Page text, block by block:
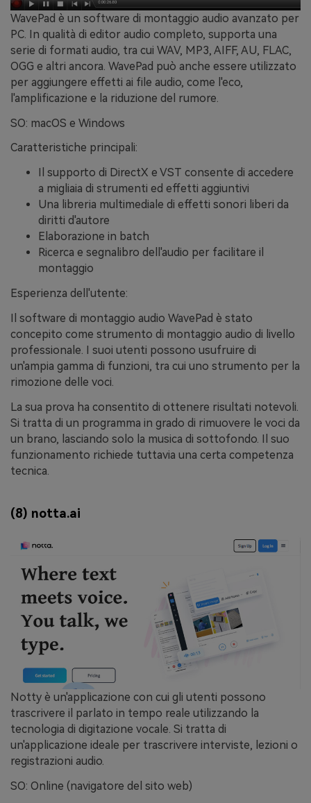
WavePad è un software di montaggio audio avanzato per
PC. In qualità di editor audio completo, supporta una
serie di formati audio, tra cui WAV, MP3, AIFF, AU, FLAC,
OGG e altri ancora. WavePad può anche essere utilizzato
per aggiungere effetti ai file audio, come l'eco,
l'amplificazione e la riduzione del rumore.
SO: macOS e Windows
Caratteristiche principali:
Il supporto di DirectX e VST consente di accedere
a migliaia di strumenti ed effetti aggiuntivi
Una libreria multimediale di effetti sonori liberi da
diritti d'autore
Elaborazione in batch
Ricerca e segnalibro dell'audio per facilitare il
montaggio
Esperienza dell'utente:
Il software di montaggio audio WavePad è stato
concepito come strumento di montaggio audio di livello
professionale. I suoi utenti possono usufruire di
un'ampia gamma di funzioni, tra cui uno strumento per la
rimozione delle voci.
La sua prova ha consentito di ottenere risultati notevoli.
Si tratta di un programma in grado di rimuovere le voci da
un brano, lasciando solo la musica di sottofondo. Il suo
funzionamento richiede tuttavia una certa competenza
tecnica.
(8) notta.ai
Notty è un'applicazione con cui gli utenti possono
trascrivere il parlato in tempo reale utilizzando la
tecnologia di digitazione vocale. Si tratta di
un'applicazione ideale per trascrivere interviste, lezioni o
registrazioni audio.
SO: Online (navigatore del sito web)